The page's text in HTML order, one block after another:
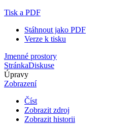
Tisk a PDF
Stáhnout jako PDF
Verze k tisku
Jmenné prostory
StránkaDiskuse
Úpravy
Zobrazení
Číst
Zobrazit zdroj
Zobrazit historii